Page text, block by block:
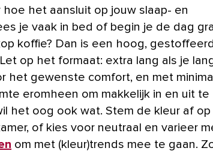
hoe het aansluit op jouw slaap- en
je vaak in bed of begin je de dag
koffie? Dan is een hoog,
op het formaat: extra lang als je
het gewenste comfort, en met
eromheen om makkelijk in en uit te
het oog ook wat. Stem de kleur af
of kies voor neutraal en varieer
om met (kleur)trends mee te gaan.